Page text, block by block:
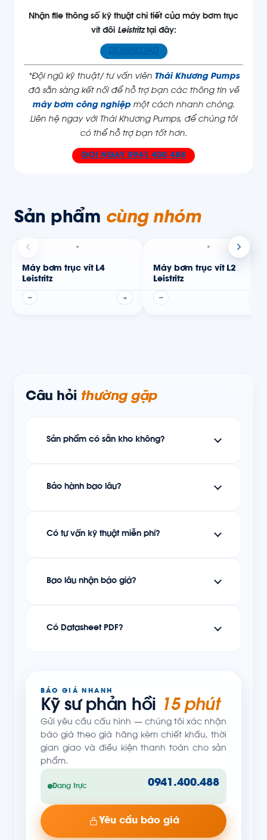
Nhận file thông số kỹ thuật chi tiết của máy bơm trục
vít đôi Leistritztại đây:
DOWNLOAD
*Đội ngũ kỹ thuật/ tư vấn viên Thái Khương Pumps
đã sẵn sàng kết nối để hỗ trợ bạn các thông tin về
máy bơm công nghiệp một cách nhanh chóng.
Liên hệ ngay với Thái Khương Pumps, để chúng tôi
có thể hỗ trợ bạn tốt hơn.
GỌI NGAY 0941 400 488
Sản phẩm cùng nhóm
Máy bơm trục vít L4
Leistritz
— →
Máy bơm trục vít L2
Leistritz
—
Câu hỏi thường gặp
Sản phẩm có sẵn kho không?
Bảo hành bao lâu?
Có tư vấn kỹ thuật miễn phí?
Bao lâu nhận báo giá?
Có Datasheet PDF?
BÁO GIÁ NHANH
Kỹ sư phản hồi 15 phút
Gửi yêu cầu cấu hình — chúng tôi xác nhận
báo giá theo giá hãng kèm chiết khấu, thời
gian giao và điều kiện thanh toán cho sản
phẩm.
Đang trực 0941.400.488
Yêu cầu báo giá